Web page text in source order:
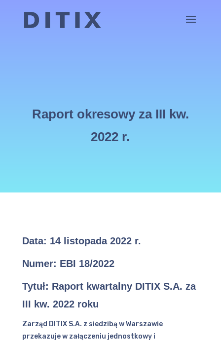
Raport okresowy za III kw.
2022 r.
Data: 14 listopada 2022 r.
Numer: EBI 18/2022
Tytuł: Raport kwartalny DITIX S.A. za
III kw. 2022 roku
Zarząd DITIX S.A. z siedzibą w Warszawie
przekazuje w załączeniu jednostkowy i